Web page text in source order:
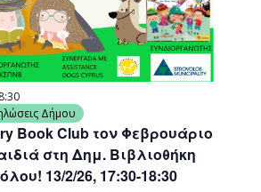
Book Club τον Φεβρουάριο
στη Δημ. Βιβλιοθήκη
13/2/26, 17:30-18:30
Δήμου